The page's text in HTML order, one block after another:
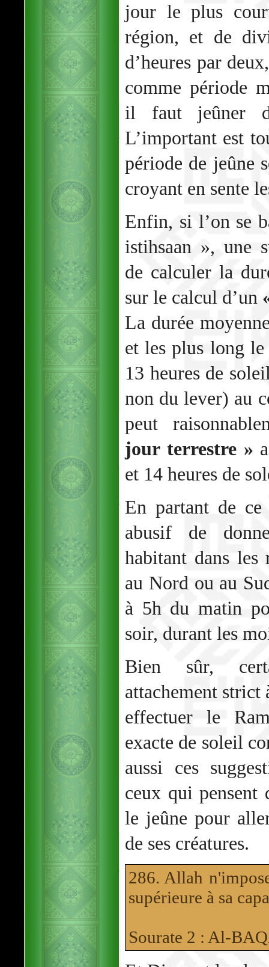
jour le plus
région, et de
d’heures par
comme période
il faut jeûner
L’important est
période de jeûne
croyant en sente
Enfin, si l’on se
istihsaan », une
de calculer la
sur le calcul d’un
La durée
et les plus long le
13 heures de
non du lever) au
peut
jour terrestre »
et 14 heures de
En partant de
abusif de
habitant dans les
au Nord ou au
à 5h du matin
soir, durant les
Bien sûr,
attachement
effectuer le
exacte de soleil
aussi ces
ceux qui pensent
le jeûne pour
de ses créatures.
286. Allah
supérieure à sa
Sourate 2 : Al-